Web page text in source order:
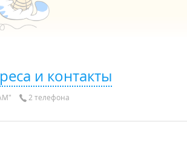
и контакты
2 телефона